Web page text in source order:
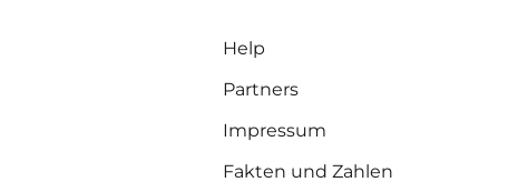
Help
Partners
Impressum
Fakten und Zahlen